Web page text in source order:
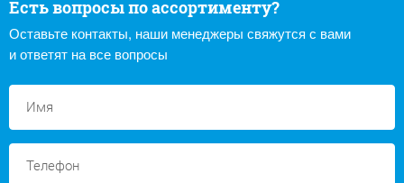
Есть вопросы по ассортименту?
Оставьте контакты, наши менеджеры свяжутся с вами
и ответят на все вопросы